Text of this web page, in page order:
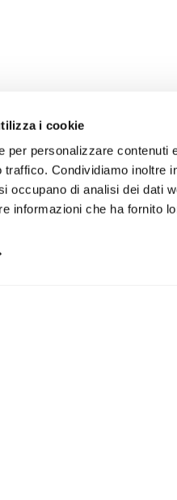
i cookie
per personalizzare contenuti
traffico. Condividiamo inoltre
occupano di analisi dei dati
informazioni che ha fornito